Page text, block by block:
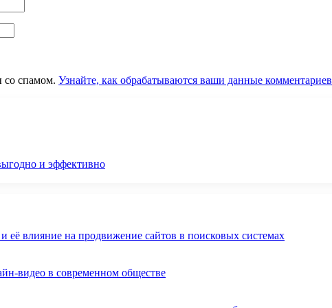
со спамом. Узнайте, как обрабатываются ваши данные комментариев
и эффективно
её влияние на продвижение сайтов в поисковых системах
видео в современном обществе